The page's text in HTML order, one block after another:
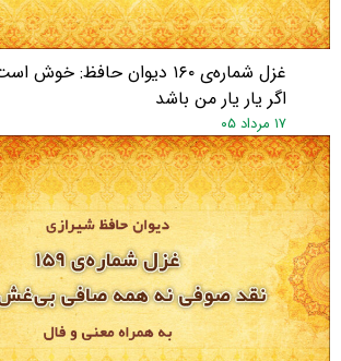
غزل شماره‌ی ۱۶۰ دیوان حافظ:
اگر یار یار من باشد
۱۷ مرداد ۰۵